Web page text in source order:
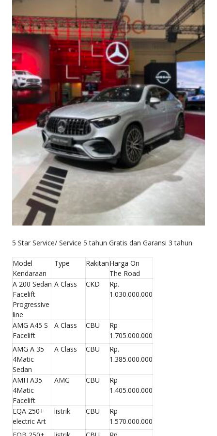
5 Star Service/ Service 5 tahun Gratis dan Garansi 3 tahun
Model
Kendaraan
Type RakitanHarga On
The Road
A 200 Sedan
Facelift
Progressive
line
A Class CKD
Rp.
1.030.000.000
AMG A45 S
Facelift
A Class CBU
Rp
1.705.000.000
AMG A 35
4Matic
Sedan
A Class CBU
Rp.
1.385.000.000
AMH A35
4Matic
Facelift
AMG CBU
Rp
1.405.000.000
EQA 250+
electric Art
listrik CBU
Rp
1.570.000.000